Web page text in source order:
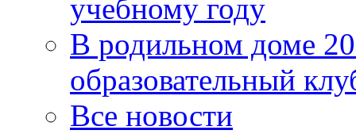
учебному году
В родильном доме
образовательный
Все новости